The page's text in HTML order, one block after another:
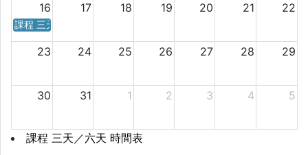
16 17 18 19 20 21 22
課程 三天／六天 時間表
23 24 25 26 27 28 29
30 31 1 2 3 4 5
課程 三天／六天 時間表